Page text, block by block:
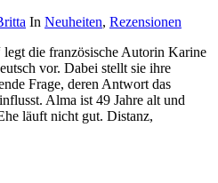
In Neuheiten, Rezensionen
die französische Autorin Karine
vor. Dabei stellt sie ihre
Frage, deren Antwort das
Alma ist 49 Jahre alt und
läuft nicht gut. Distanz,